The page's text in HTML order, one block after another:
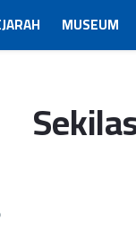
MUSEUM